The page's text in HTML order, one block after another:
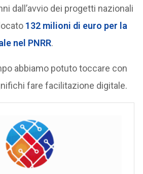
dall’avvio dei progetti nazionali
132 milioni di euro per la
nel PNRR.
abbiamo potuto toccare con
fare facilitazione digitale.